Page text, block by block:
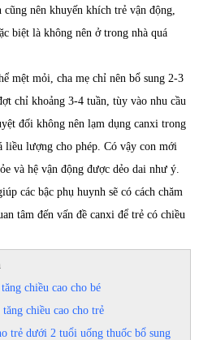
nên khuyến khích trẻ vận động,
biệt là không nên ở trong nhà quá
mệt mỏi, cha mẹ chỉ nên bổ sung 2-3
chỉ khoảng 3-4 tuần, tùy vào nhu cầu
đối không nên lạm dụng canxi trong
liều lượng cho phép. Có vậy con mới
và hệ vận động được dẻo dai như ý.
các bậc phụ huynh sẽ có cách chăm
tâm đến vấn đề canxi để trẻ có chiều
chiều cao cho bé
chiều cao cho trẻ
trẻ dưới 2 tuổi uống thuốc bổ sung